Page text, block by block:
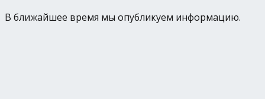
В ближайшее время мы опубликуем информацию.